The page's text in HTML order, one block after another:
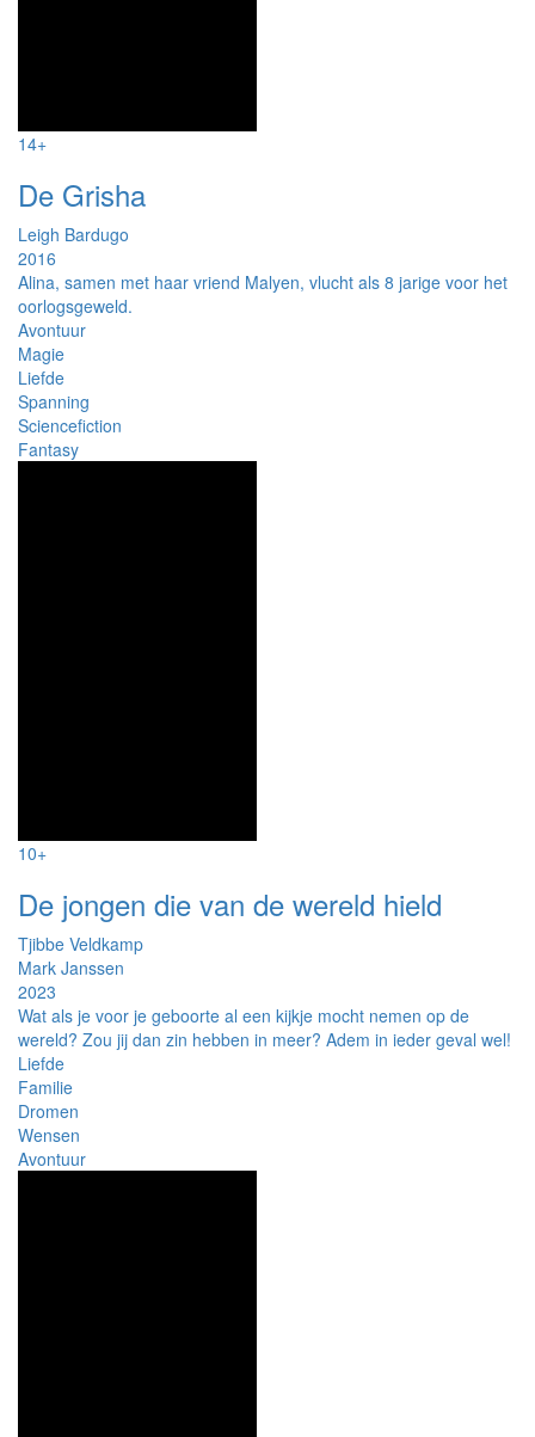
14+
De Grisha
Leigh Bardugo
2016
Alina, samen met haar vriend Malyen, vlucht als 8 jarige voor het
oorlogsgeweld.
Avontuur
Magie
Liefde
Spanning
Sciencefiction
Fantasy
10+
De jongen die van de wereld hield
Tjibbe Veldkamp
Mark Janssen
2023
Wat als je voor je geboorte al een kijkje mocht nemen op de
wereld? Zou jij dan zin hebben in meer? Adem in ieder geval wel!
Liefde
Familie
Dromen
Wensen
Avontuur